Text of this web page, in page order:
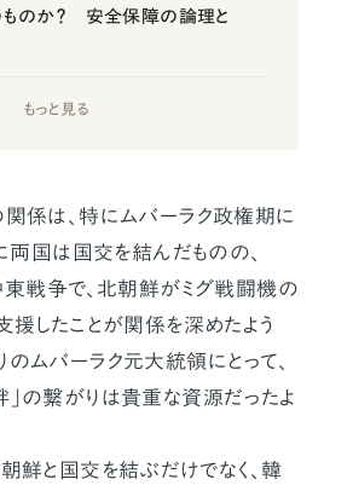
のか？ 安全保障の論理と
もっと見る
関係は、特にムバーラク政権期に
両国は国交を結んだものの、
戦争で、北朝鮮がミグ戦闘機の
援したことが関係を深めたよう
ムバーラク元大統領にとって、
」の繋がりは貴重な資源だったよ
鮮と国交を結ぶだけでなく、韓